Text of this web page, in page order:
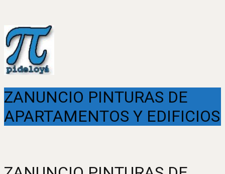
ZANUNCIO PINTURAS DE
APARTAMENTOS Y EDIFICIOS